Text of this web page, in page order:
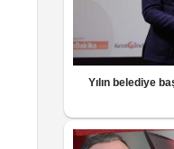
Yılın belediye